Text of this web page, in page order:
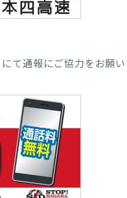
て通報にご協力をお願